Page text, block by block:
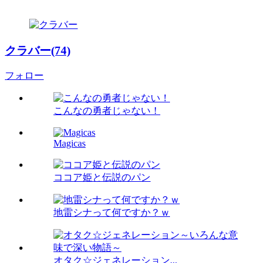
クラバー(74)
フォロー
こんなの勇者じゃない！
Magicas
ココア姫と伝説のパン
地雷シナって何ですか？ｗ
オタク☆ジェネレーション...